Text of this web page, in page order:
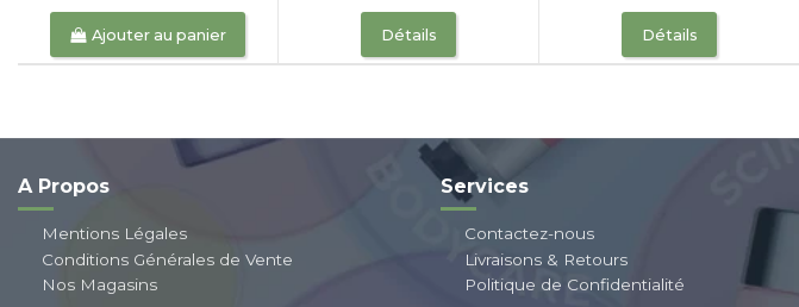
Ajouter au panier Détails Détails
A Propos
Mentions Légales
Conditions Générales de Vente
Nos Magasins
Services
Contactez-nous
Livraisons & Retours
Politique de Confidentialité